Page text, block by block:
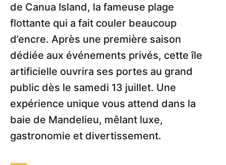
de Canua Island, la fameuse plage
flottante qui a fait couler beaucoup
d’encre. Après une première saison
dédiée aux événements privés, cette île
artificielle ouvrira ses portes au grand
public dès le samedi 13 juillet. Une
expérience unique vous attend dans la
baie de Mandelieu, mêlant luxe,
gastronomie et divertissement.